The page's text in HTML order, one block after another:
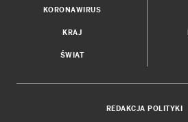
KORONAWIRUS
KRAJ
ŚWIAT
REDAKCJA POLITYKI